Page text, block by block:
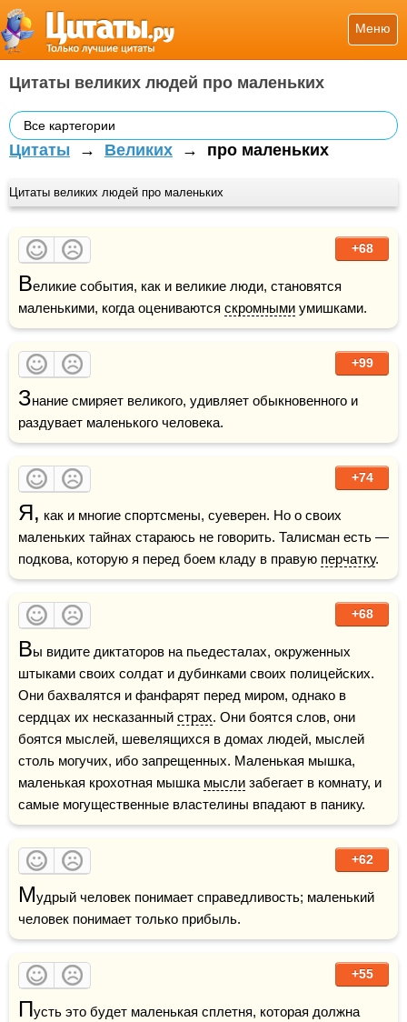
Меню
Цитаты великих людей про маленьких
Все картегории
Цитаты → Великих → про маленьких
Цитаты великих людей про маленьких
+68
Великие события, как и великие люди, становятся
маленькими, когда оцениваются скромными умишками.
+99
Знание смиряет великого, удивляет обыкновенного и
раздувает маленького человека.
+74
Я, как и многие спортсмены, суеверен. Но о своих
маленьких тайнах стараюсь не говорить. Талисман есть —
подкова, которую я перед боем кладу в правую перчатку.
+68
Вы видите диктаторов на пьедесталах, окруженных
штыками своих солдат и дубинками своих полицейских.
Они бахвалятся и фанфарят перед миром, однако в
сердцах их несказанный страх. Они боятся слов, они
боятся мыслей, шевелящихся в домах людей, мыслей
столь могучих, ибо запрещенных. Маленькая мышка,
маленькая крохотная мышка мысли забегает в комнату, и
самые могущественные властелины впадают в панику.
+62
Мудрый человек понимает справедливость; маленький
человек понимает только прибыль.
+55
Пусть это будет маленькая сплетня, которая должна